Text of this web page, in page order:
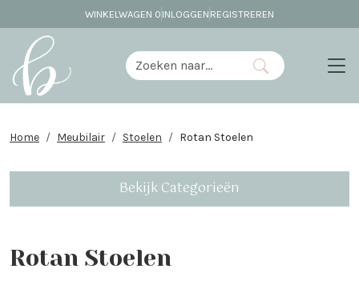
WINKELWAGEN 0 INLOGGEN REGISTREREN
Home Meubilair Stoelen Rotan Stoelen
Bekijk Categorieën
Rotan Stoelen